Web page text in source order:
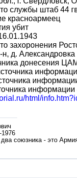
службы штаб 44
красноармеец
убит
захоронения
д. Александровка
донесения
информации
html/
союзника - это